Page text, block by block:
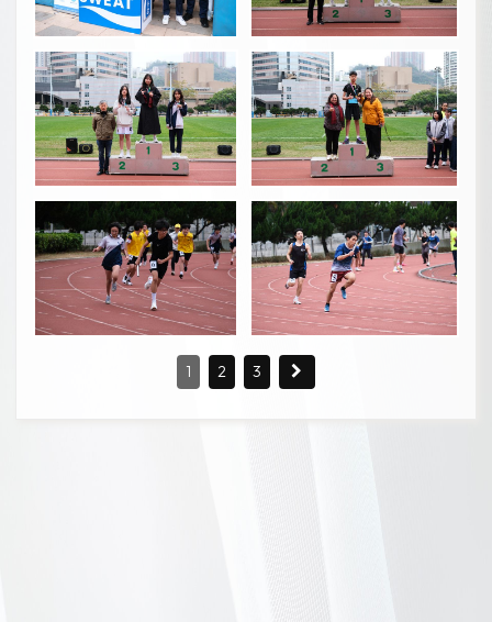
1 2 3